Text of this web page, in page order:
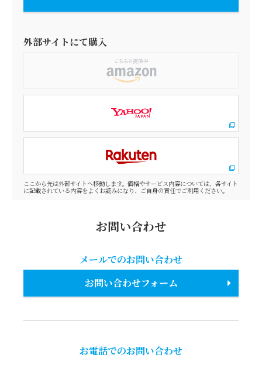
外部サイトにて購入
ここから先は外部サイトへ移動します。価格やサービス内容については、各サイト
に記載されている内容をよくお読みになり、ご自身の責任でご利用ください。
お問い合わせ
メールでのお問い合わせ
お問い合わせフォーム
お電話でのお問い合わせ